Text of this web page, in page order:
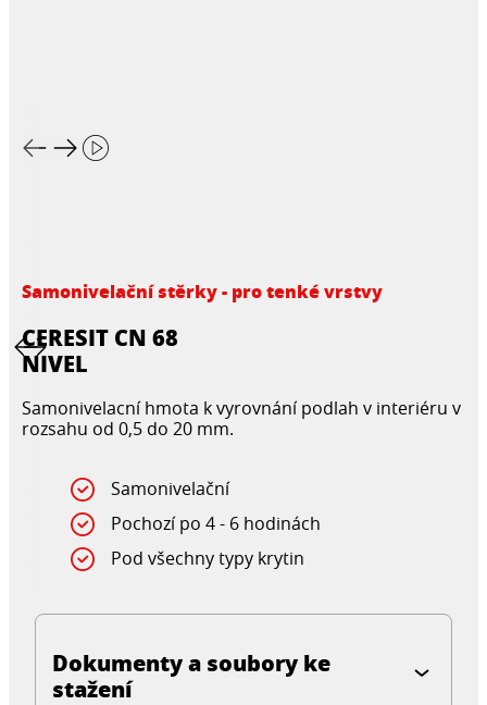
Samonivelační stěrky - pro tenké vrstvy
CERESIT CN 68
NIVEL
Samonivelacní hmota k vyrovnání podlah v interiéru v
rozsahu od 0,5 do 20 mm.
Samonivelační
Pochozí po 4 - 6 hodinách
Pod všechny typy krytin
Dokumenty a soubory ke
stažení